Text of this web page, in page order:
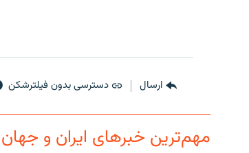
ارسال دسترسی بدون فیلترشکن
مهم‌ترین خبرهای ایران و جهان